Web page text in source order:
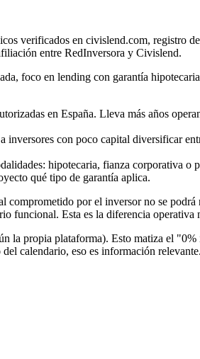
verificados en civislend.com, registro
entre RedInversora y Civislend.
foco en lending con garantía
en España. Lleva más años
inversores con poco capital diversificar
hipotecaria, fianza corporativa o
qué tipo de garantía aplica.
por el inversor no se podrá
funcional. Esta es la diferencia operativa
la propia plataforma). Esto matiza el
calendario, eso es información